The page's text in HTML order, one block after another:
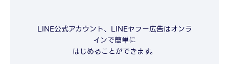
LINE公式アカウント、LINEヤフー広告はオンラ
インで簡単に
はじめることができます。